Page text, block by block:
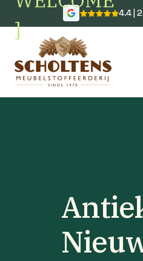
]
4.4 |